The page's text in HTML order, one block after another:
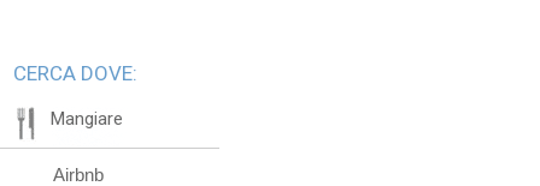
CERCA DOVE:
Mangiare
Airbnb